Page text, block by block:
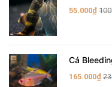
55.000₫
Cá
165.000₫